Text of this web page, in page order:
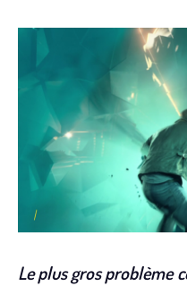
Le plus gros problème